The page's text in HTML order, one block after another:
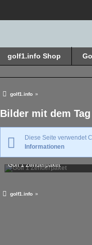
golf1.info Shop
golf1.info »
Bilder mit dem
Diese Seite verwendet
Informationen
Golf 1 Zenderpaket
Rabbit*EV*1983-19. September
golf1.info »